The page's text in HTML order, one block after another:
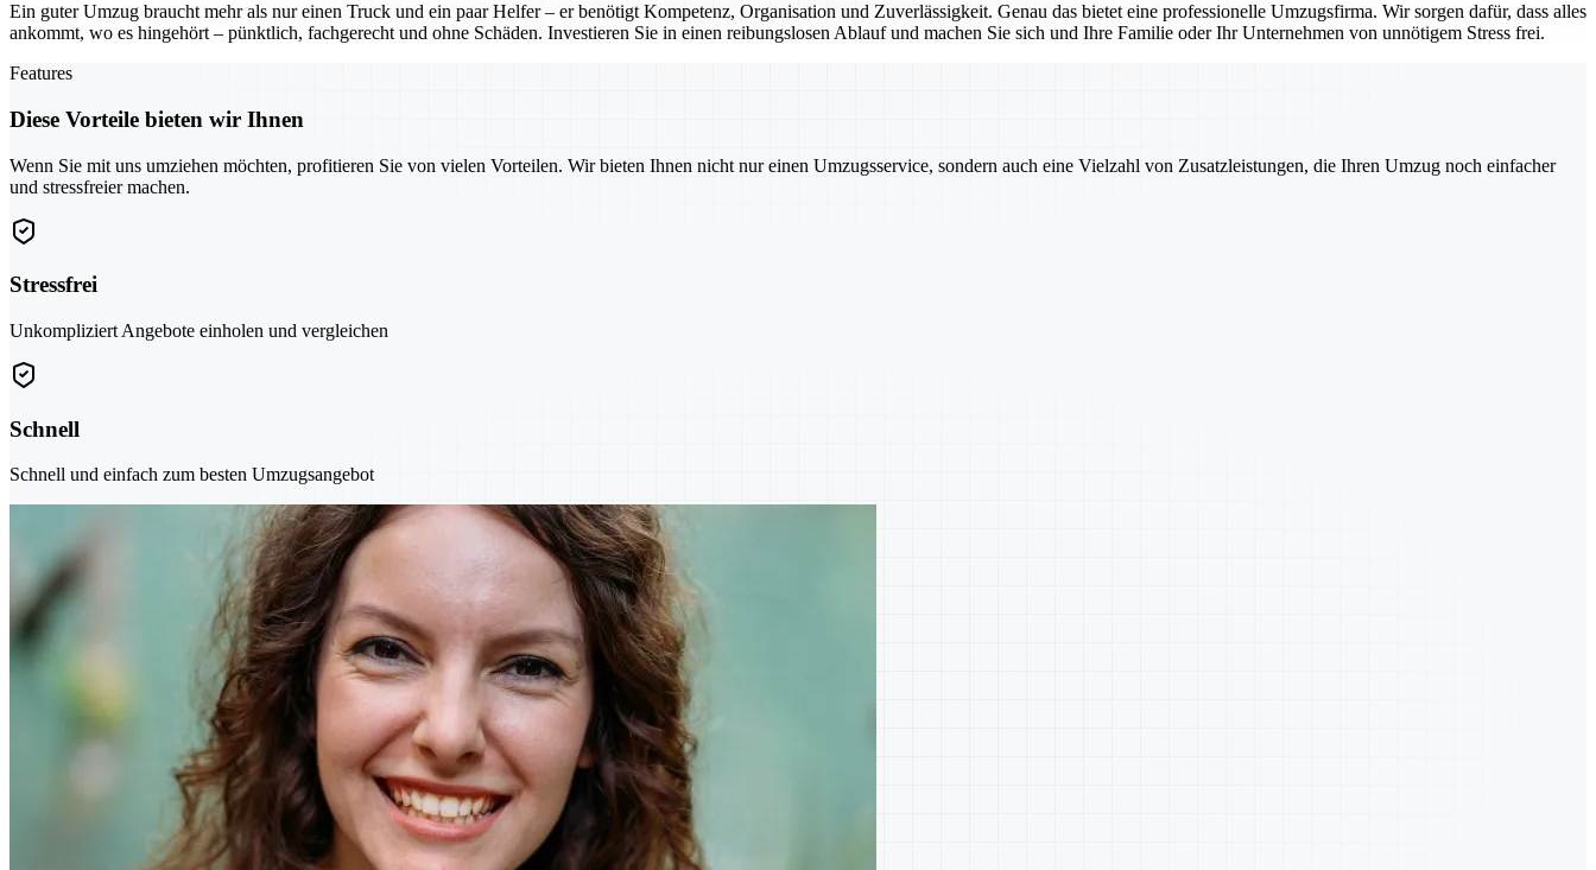
Ein guter Umzug braucht mehr als nur einen Truck und ein paar Helfer – er benötigt Kompetenz, Organisation und Zuverlässigkeit. Genau das bietet eine professionelle Umzugsfirma. Wir sorgen dafür, dass alles
ankommt, wo es hingehört – pünktlich, fachgerecht und ohne Schäden. Investieren Sie in einen reibungslosen Ablauf und machen Sie sich und Ihre Familie oder Ihr Unternehmen von unnötigem Stress frei.
Features
Diese Vorteile bieten wir Ihnen
Wenn Sie mit uns umziehen möchten, profitieren Sie von vielen Vorteilen. Wir bieten Ihnen nicht nur einen Umzugsservice, sondern auch eine Vielzahl von Zusatzleistungen, die Ihren Umzug noch einfacher
und stressfreier machen.
Stressfrei
Unkompliziert Angebote einholen und vergleichen
Schnell
Schnell und einfach zum besten Umzugsangebot